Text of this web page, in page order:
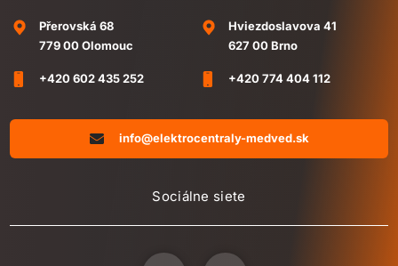
Přerovská 68
779 00 Olomouc
+420 602 435 252
Hviezdoslavova 41
627 00 Brno
+420 774 404 112
info@elektrocentraly-medved.sk
Sociálne siete